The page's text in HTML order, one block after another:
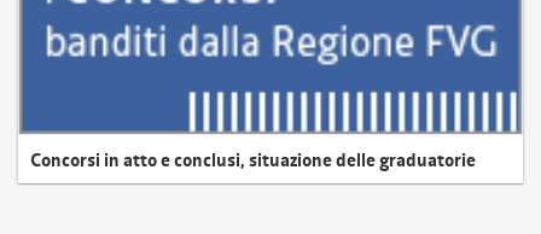
Concorsi in atto e conclusi, situazione delle graduatorie